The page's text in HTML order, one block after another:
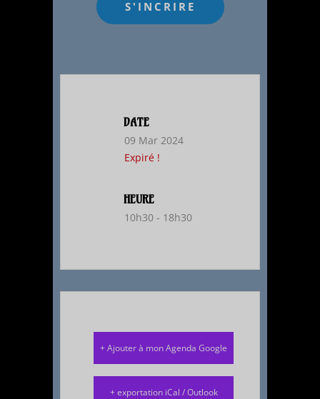
DATE
09 Mar 2024
Expiré !
HEURE
10h30 - 18h30
+ Ajouter à mon Agenda Google
+ exportation iCal / Outlook